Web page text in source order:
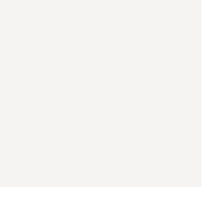
on_map